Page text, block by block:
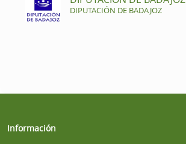
DIPUTACIÓN DE BADAJOZ
Información